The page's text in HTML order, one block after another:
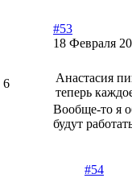
6
#53
18 Февраля
Анастасия
теперь
Вообще-то я
будут
#54